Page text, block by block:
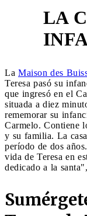
LA
La Maison des
Teresa pasó su
que ingresó en el
situada a diez
rememorar su
Carmelo. Contiene
y su familia. La
período de dos
vida de Teresa en
dedicado a la